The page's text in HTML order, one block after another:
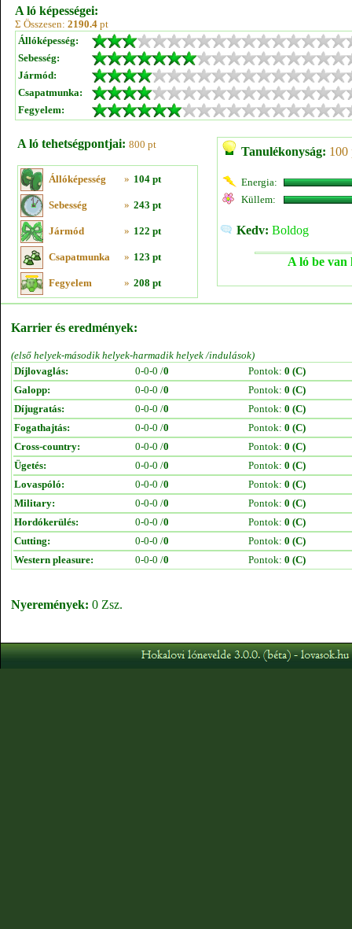
A ló képességei:
Σ Összesen: 2190.4 pt
Állóképesség:
Sebesség:
Jármód:
Csapatmunka:
Fegyelem:
A ló tehetségpontjai: 800 pt
Állóképesség » 104 pt
Sebesség » 243 pt
Jármód » 122 pt
Csapatmunka » 123 pt
Fegyelem » 208 pt
Tanulékonyság: 100
Energia:
Küllem:
Kedv: Boldog
A ló be van
Karrier és eredmények:
(első helyek-második helyek-harmadik helyek /indulások)
Díjlovaglás:
0-0-0 /0 Pontok: 0 (C)
Galopp:
0-0-0 /0 Pontok: 0 (C)
Díjugratás:
0-0-0 /0 Pontok: 0 (C)
Fogathajtás:
0-0-0 /0 Pontok: 0 (C)
Cross-country:
0-0-0 /0 Pontok: 0 (C)
Ügetés:
0-0-0 /0 Pontok: 0 (C)
Lovaspóló:
0-0-0 /0 Pontok: 0 (C)
Military:
0-0-0 /0 Pontok: 0 (C)
Hordókerülés:
0-0-0 /0 Pontok: 0 (C)
Cutting:
0-0-0 /0 Pontok: 0 (C)
Western pleasure:
0-0-0 /0 Pontok: 0 (C)
Nyeremények: 0 Zsz.